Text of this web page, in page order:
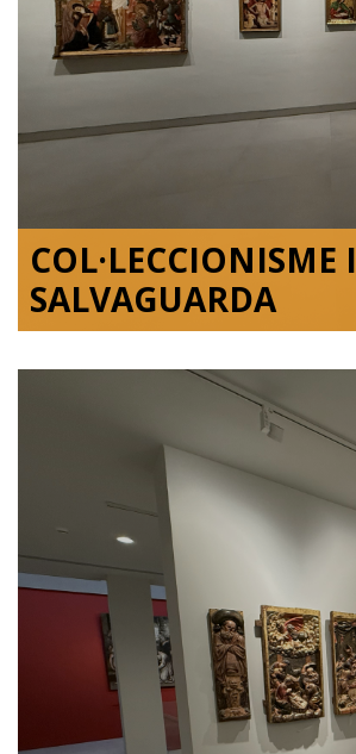
COL·LECCIONISME I
SALVAGUARDA